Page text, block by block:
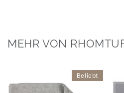
MEHR VON
Beliebt